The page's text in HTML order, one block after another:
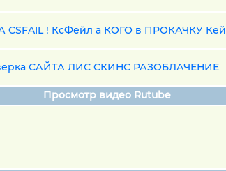
! КсФейл а КОГО в ПРОКАЧКУ Кей
САЙТА ЛИС СКИНС РАЗОБЛАЧЕНИЕ
Просмотр видео Rutube